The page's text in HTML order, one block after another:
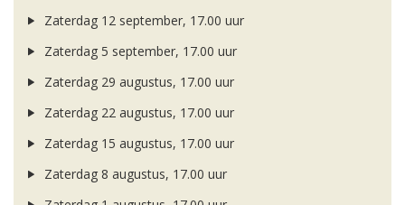
Zaterdag 12 september, 17.00 uur
Zaterdag 5 september, 17.00 uur
Zaterdag 29 augustus, 17.00 uur
Zaterdag 22 augustus, 17.00 uur
Zaterdag 15 augustus, 17.00 uur
Zaterdag 8 augustus, 17.00 uur